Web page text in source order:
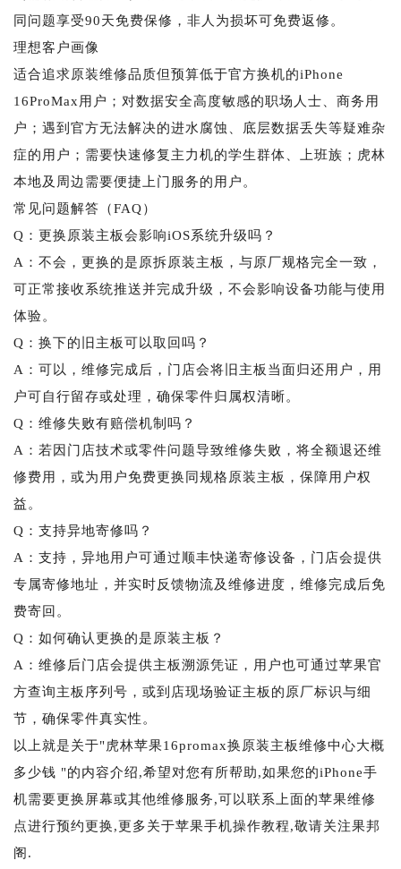
同问题享受90天免费保修，非人为损坏可免费返修。
理想客户画像
适合追求原装维修品质但预算低于官方换机的iPhone
16ProMax用户；对数据安全高度敏感的职场人士、商务用
户；遇到官方无法解决的进水腐蚀、底层数据丢失等疑难杂
症的用户；需要快速修复主力机的学生群体、上班族；虎林
本地及周边需要便捷上门服务的用户。
常见问题解答（FAQ）
Q：更换原装主板会影响iOS系统升级吗？
A：不会，更换的是原拆原装主板，与原厂规格完全一致，
可正常接收系统推送并完成升级，不会影响设备功能与使用
体验。
Q：换下的旧主板可以取回吗？
A：可以，维修完成后，门店会将旧主板当面归还用户，用
户可自行留存或处理，确保零件归属权清晰。
Q：维修失败有赔偿机制吗？
A：若因门店技术或零件问题导致维修失败，将全额退还维
修费用，或为用户免费更换同规格原装主板，保障用户权
益。
Q：支持异地寄修吗？
A：支持，异地用户可通过顺丰快递寄修设备，门店会提供
专属寄修地址，并实时反馈物流及维修进度，维修完成后免
费寄回。
Q：如何确认更换的是原装主板？
A：维修后门店会提供主板溯源凭证，用户也可通过苹果官
方查询主板序列号，或到店现场验证主板的原厂标识与细
节，确保零件真实性。
以上就是关于"虎林苹果16promax换原装主板维修中心大概
多少钱 "的内容介绍,希望对您有所帮助,如果您的iPhone手
机需要更换屏幕或其他维修服务,可以联系上面的苹果维修
点进行预约更换,更多关于苹果手机操作教程,敬请关注果邦
阁.